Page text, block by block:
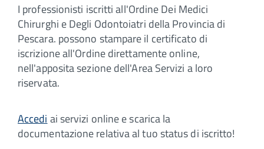
I professionisti iscritti all'Ordine Dei Medici
Chirurghi e Degli Odontoiatri della Provincia di
Pescara. possono stampare il certificato di
iscrizione all'Ordine direttamente online,
nell'apposita sezione dell'Area Servizi a loro
riservata.
Accedi ai servizi online e scarica la
documentazione relativa al tuo status di iscritto!